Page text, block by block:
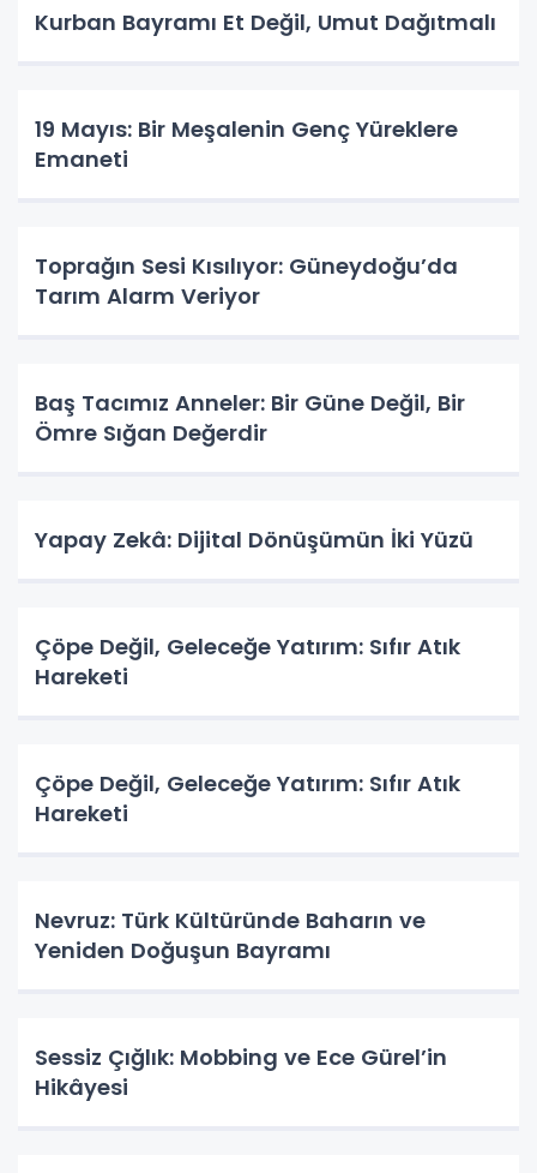
Kurban Bayramı Et Değil, Umut Dağıtmalı
19 Mayıs: Bir Meşalenin Genç Yüreklere
Emaneti
Toprağın Sesi Kısılıyor: Güneydoğu’da
Tarım Alarm Veriyor
Baş Tacımız Anneler: Bir Güne Değil, Bir
Ömre Sığan Değerdir
Yapay Zekâ: Dijital Dönüşümün İki Yüzü
Çöpe Değil, Geleceğe Yatırım: Sıfır Atık
Hareketi
Çöpe Değil, Geleceğe Yatırım: Sıfır Atık
Hareketi
Nevruz: Türk Kültüründe Baharın ve
Yeniden Doğuşun Bayramı
Sessiz Çığlık: Mobbing ve Ece Gürel’in
Hikâyesi